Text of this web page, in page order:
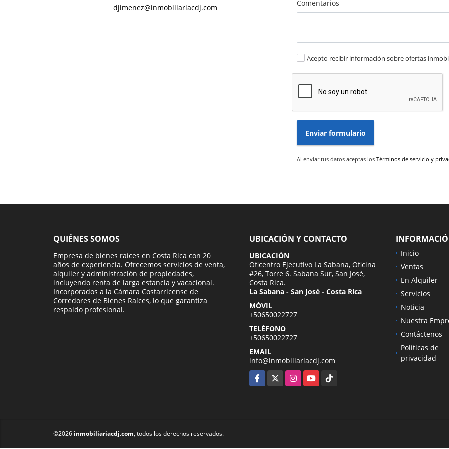
djimenez@inmobiliariacdj.com
Comentarios
Acepto recibir información sobre ofertas
Enviar formulario
Al enviar tus datos aceptas los Términos de servicio y
QUIÉNES SOMOS
Empresa de bienes raíces en Costa Rica con 20
años de experiencia. Ofrecemos servicios de venta,
alquiler y administración de propiedades,
incluyendo renta de larga estancia y vacacional.
Incorporados a la Cámara Costarricense de
Corredores de Bienes Raíces, lo que garantiza
respaldo profesional.
UBICACIÓN Y CONTACTO
UBICACIÓN
Oficentro Ejecutivo La Sabana, Oficina
#26, Torre 6. Sabana Sur, San José,
Costa Rica.
La Sabana - San José - Costa Rica
MÓVIL
+50650022727
TELÉFONO
+50650022727
EMAIL
info@inmobiliariacdj.com
Facebook
InstagramYouTubeTikTok
Inicio
Ventas
En Alquiler
Servicios
Noticia
Nuestra
Contáctenos
Políticas de
privacidad
©2026 inmobiliariacdj.com, todos los derechos reservados.